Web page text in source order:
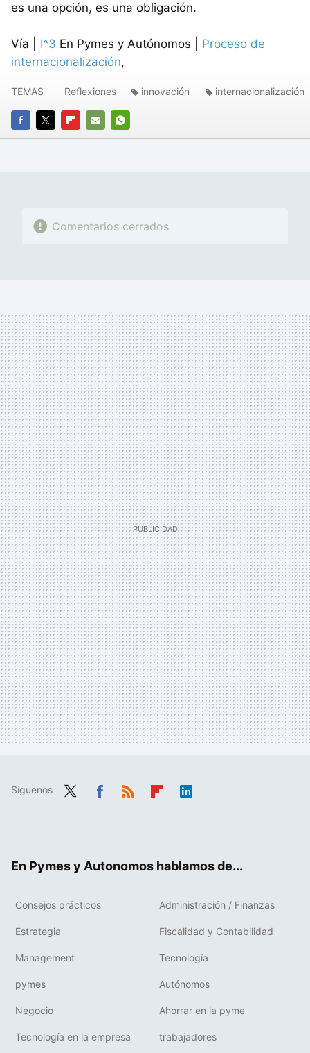
es una opción, es una obligación.
Vía | I^3 En Pymes y Autónomos | Proceso de
internacionalización,
FACEBOOK
TWITTERFLIPBOARD
E-
WHATSAPP
TEMAS Reflexiones innovación internacionalización
Comentarios cerrados
Síguenos
En Pymes y Autonomos hablamos de...
Consejos prácticos Administración / Finanzas
Estrategia Fiscalidad y Contabilidad
Management Tecnología
pymes Autónomos
Negocio Ahorrar en la pyme
Tecnología en la empresa trabajadores